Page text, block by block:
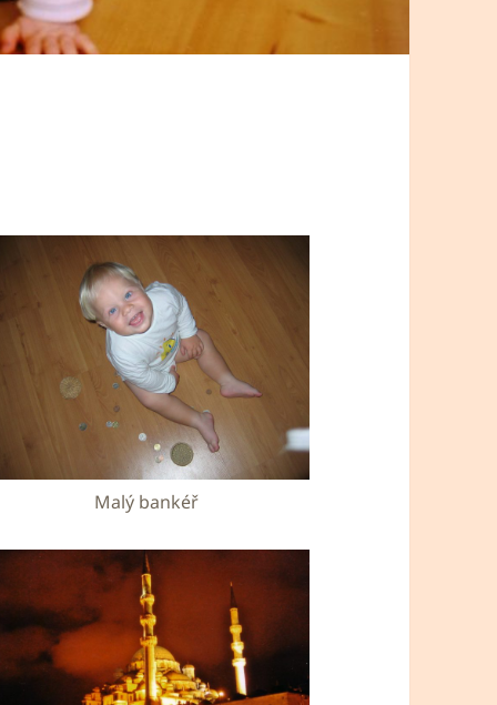
Malý bankéř